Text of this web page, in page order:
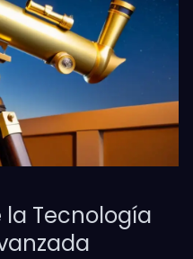
Tecnología